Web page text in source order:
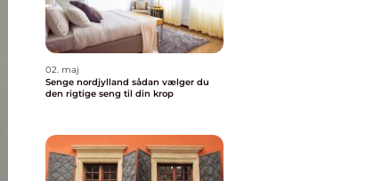
02. maj
Senge nordjylland sådan vælger du
den rigtige seng til din krop